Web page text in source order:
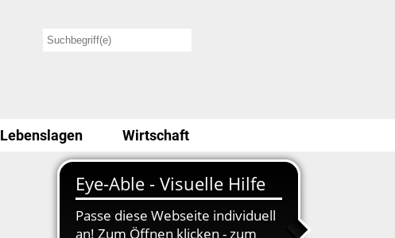
Lebenslagen Wirtschaft
Stellenausschreibung